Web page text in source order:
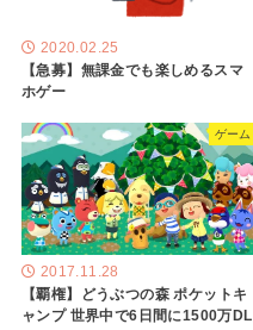
2020.02.25
【急募】無課金でも楽しめるスマ
ホゲー
ゲーム
2017.11.28
【覇権】どうぶつの森 ポケットキ
ャンプ 世界中で6日間に1500万DL